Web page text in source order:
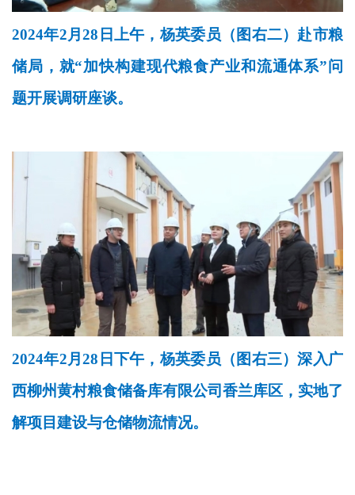
2024年2月28日上午，杨英委员（图右二）赴市粮
储局，就“加快构建现代粮食产业和流通体系”问
题开展调研座谈。
2024年2月28日下午，杨英委员（图右三）深入广
西柳州黄村粮食储备库有限公司香兰库区，实地了
解项目建设与仓储物流情况。